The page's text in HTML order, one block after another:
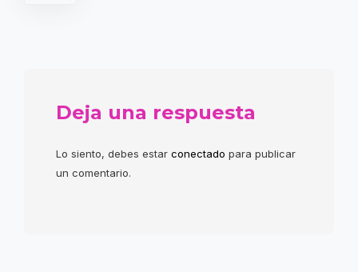
Deja una respuesta
Lo siento, debes estar conectado para publicar
un comentario.